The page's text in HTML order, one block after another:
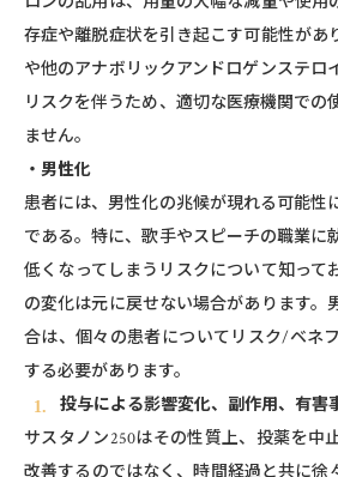
存症や離脱症状を引き起こす可能性があ
や他のアナボリックアンドロゲンステロ
リスクを伴うため、適切な医療機関での
ません。
・男性化
患者には、男性化の兆候が現れる可能性
である。特に、歌手やスピーチの職業に
低くなってしまうリスクについて知って
の変化は元に戻せない場合があります。
合は、個々の患者についてリスク/ベネ
する必要があります。
投与による影響変化、副作用、有害
サスタノン250はその性質上、投薬を中
改善するのではなく、時間経過と共に徐